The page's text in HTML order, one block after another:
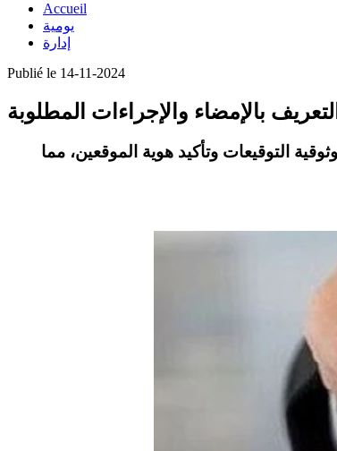
Accueil
يومية
إدارة
Publié le 14-11-2024
بالإمضاء والإجراءات المطلوبة
التوقيعات وتأكيد هوية الموقعين، مما